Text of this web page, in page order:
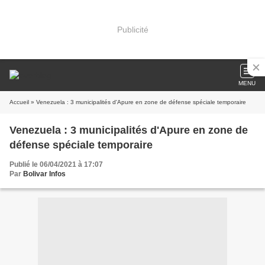
Publicité
MENU
Accueil » Venezuela : 3 municipalités d'Apure en zone de défense spéciale temporaire
Venezuela : 3 municipalités d'Apure en zone de
défense spéciale temporaire
Publié le 06/04/2021 à 17:07
Par Bolivar Infos